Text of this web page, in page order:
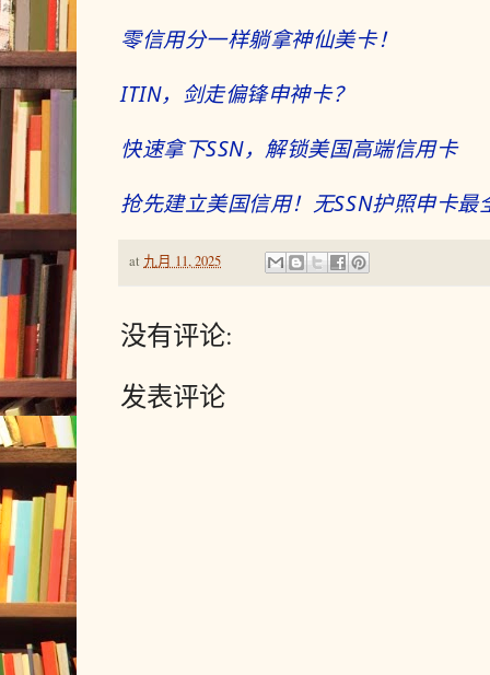
零信用分一样躺拿神仙美卡！
ITIN，剑走偏锋申神卡？
快速拿下SSN，解锁美国高端信用卡
抢先建立美国信用！无SSN护照申卡最
at 九月 11, 2025
没有评论:
发表评论